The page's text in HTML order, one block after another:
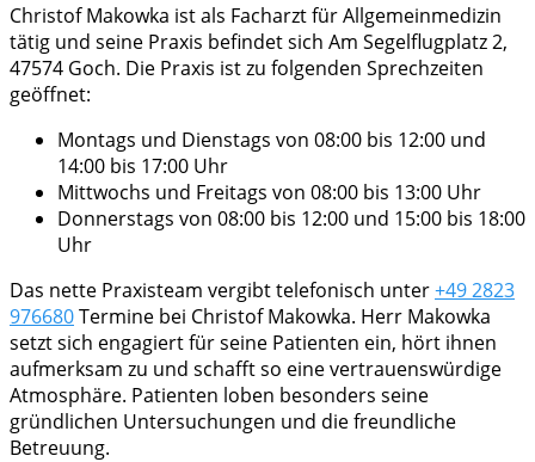
Christof Makowka ist als Facharzt für Allgemeinmedizin
tätig und seine Praxis befindet sich Am Segelflugplatz 2,
47574 Goch. Die Praxis ist zu folgenden Sprechzeiten
geöffnet:
Montags und Dienstags von 08:00 bis 12:00 und
14:00 bis 17:00 Uhr
Mittwochs und Freitags von 08:00 bis 13:00 Uhr
Donnerstags von 08:00 bis 12:00 und 15:00 bis 18:00
Uhr
Das nette Praxisteam vergibt telefonisch unter+49 2823
976680Termine bei Christof Makowka. Herr Makowka
setzt sich engagiert für seine Patienten ein, hört ihnen
aufmerksam zu und schafft so eine vertrauenswürdige
Atmosphäre. Patienten loben besonders seine
gründlichen Untersuchungen und die freundliche
Betreuung.